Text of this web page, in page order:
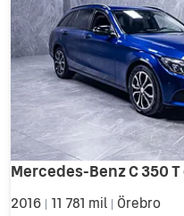
2016 11 781 mil Örebro